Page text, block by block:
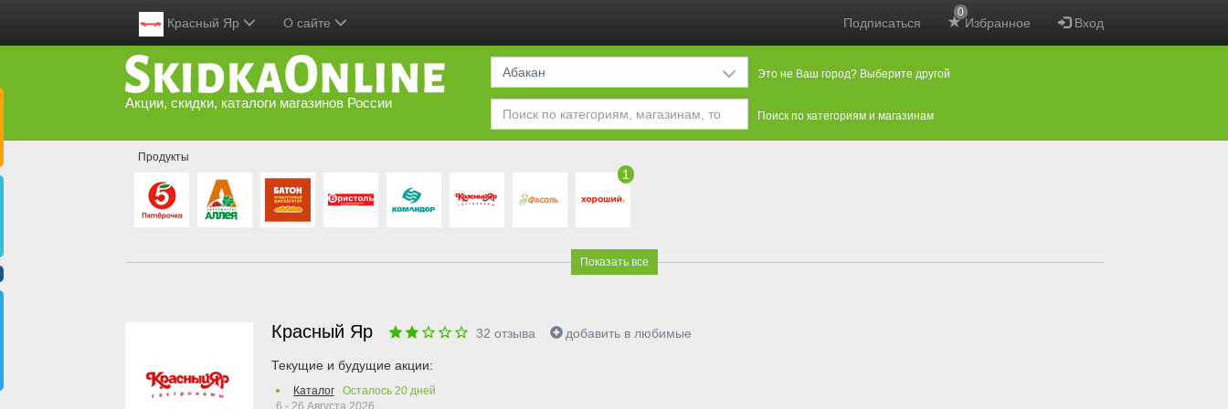
Подписаться Избранное
0
Вход
Красный Яр О сайте
Акции, скидки, каталоги магазинов России
Абакан Это не Ваш город? Выберите другой
Поиск по категориям и магазинам
Продукты
1
Показать все
Красный Яр 32 отзыва добавить в любимые
Текущие и будущие акции:
Каталог Осталось 20дней
6 - 26 Августа 2026